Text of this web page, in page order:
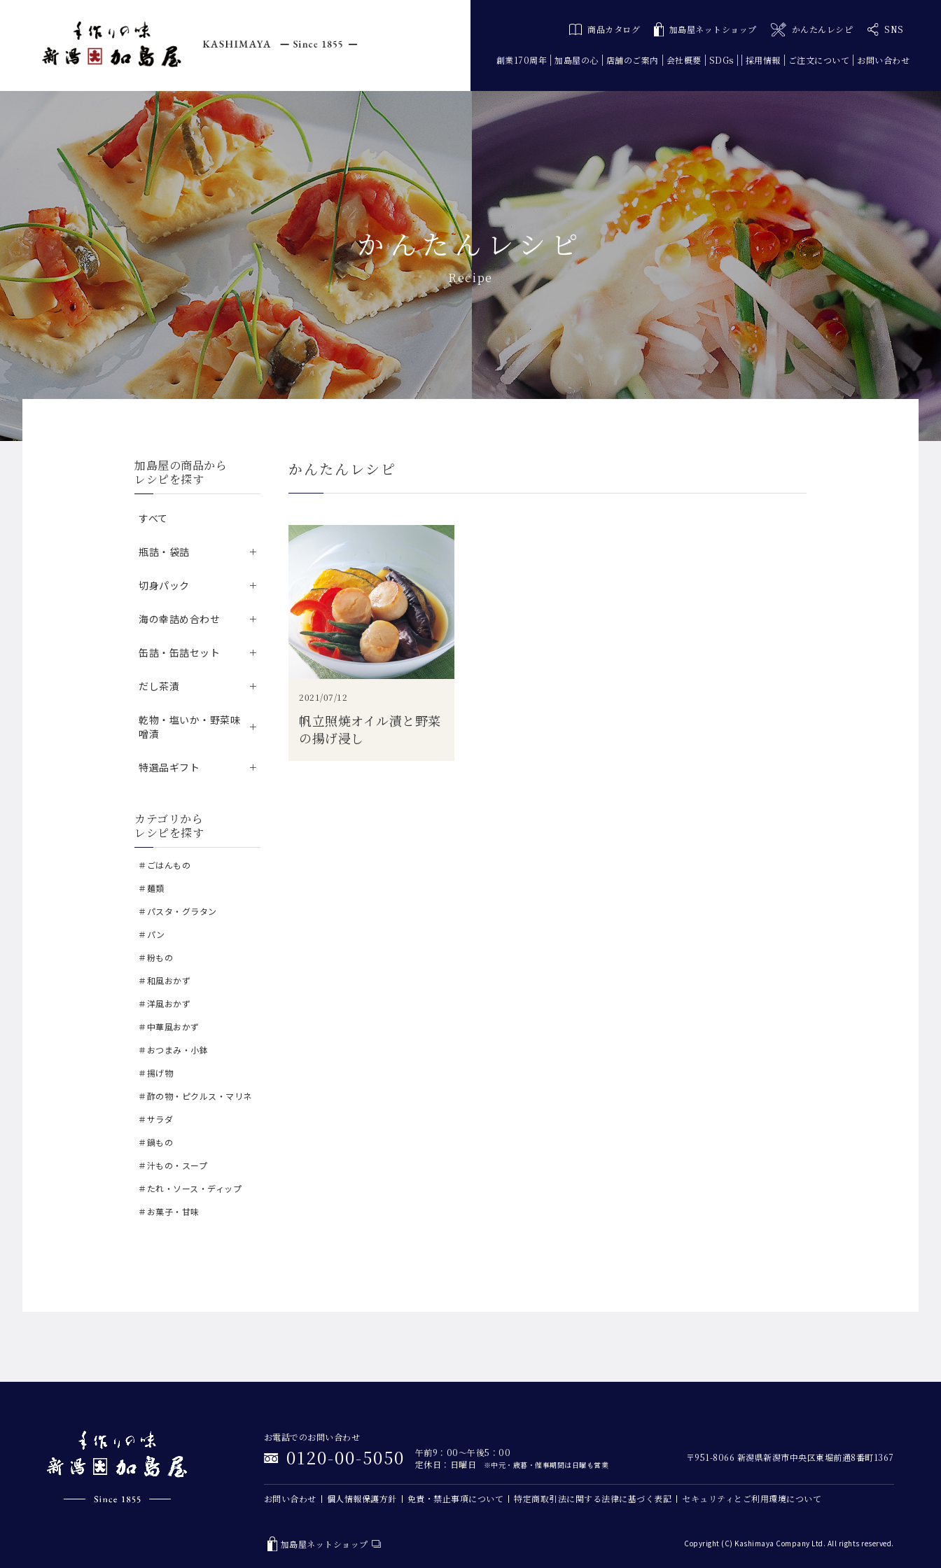
商品カタログ 加島屋ネットショップ かんたんレシピ SNS
創業170周年 加島屋の心 店舗のご案内 会社概要 SDGs 採用情報 ご注文について お問い合わせ
かんたんレシピ
Recipe
加島屋の商品から
レシピを探す
すべて
瓶詰・袋詰
切身パック
海の幸詰め合わせ
缶詰・缶詰セット
だし茶漬
乾物・塩いか・野菜味
噌漬
特選品ギフト
カテゴリから
レシピを探す
＃ごはんもの
＃麺類
＃パスタ・グラタン
＃パン
＃粉もの
＃和風おかず
＃洋風おかず
＃中華風おかず
＃おつまみ・小鉢
＃揚げ物
＃酢の物・ピクルス・マリネ
＃サラダ
＃鍋もの
＃汁もの・スープ
＃たれ・ソース・ディップ
＃お菓子・甘味
かんたんレシピ
2021/07/12
帆立照焼オイル漬と野菜
の揚げ浸し
お電話でのお問い合わせ
0120-00-5050
午前9：00～午後5：00
定休日：日曜日
※中元・歳暮・催事期間は日曜も営業
〒951-8066 新潟県新潟市中央区東堀前通8番町1367
お問い合わせ 個人情報保護方針 免責・禁止事項について 特定商取引法に関する法律に基づく表記 セキュリティとご利用環境について
加島屋ネットショップ Copyright (C) Kashimaya Company Ltd. All rights reserved.